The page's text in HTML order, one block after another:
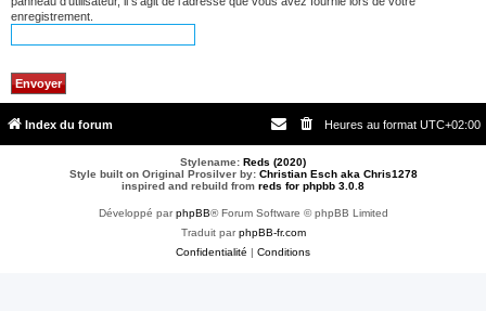
enregistrement.
Index du forum Heures au format UTC+02:00
Stylename: Reds (2020)
Style built on Original Prosilver by: Christian Esch aka Chris1278
inspired and rebuild from reds for phpbb 3.0.8
Développé parphpBB® Forum Software © phpBB Limited
Traduit parphpBB-fr.com
Confidentialité | Conditions